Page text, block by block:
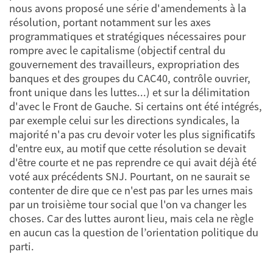
nous avons proposé une série d'amendements à la
résolution, portant notamment sur les axes
programmatiques et stratégiques nécessaires pour
rompre avec le capitalisme (objectif central du
gouvernement des travailleurs, expropriation des
banques et des groupes du CAC40, contrôle ouvrier,
front unique dans les luttes...) et sur la délimitation
d'avec le Front de Gauche. Si certains ont été intégrés,
par exemple celui sur les directions syndicales, la
majorité n'a pas cru devoir voter les plus significatifs
d'entre eux, au motif que cette résolution se devait
d'être courte et ne pas reprendre ce qui avait déjà été
voté aux précédents SNJ. Pourtant, on ne saurait se
contenter de dire que ce n'est pas par les urnes mais
par un troisième tour social que l'on va changer les
choses. Car des luttes auront lieu, mais cela ne règle
en aucun cas la question de l’orientation politique du
parti.